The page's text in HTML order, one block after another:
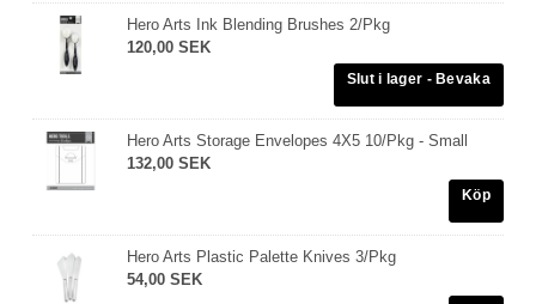
Hero Arts Ink Blending Brushes 2/Pkg
120,00 SEK
Hero Arts Storage Envelopes 4X5 10/Pkg - Small
132,00 SEK
Köp
Hero Arts Plastic Palette Knives 3/Pkg
54,00 SEK